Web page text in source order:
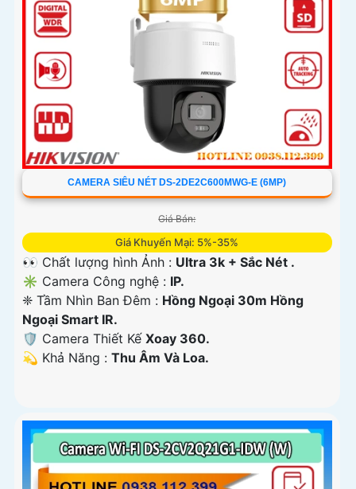
CAMERA SIÊU NÉT DS-2DE2C600MWG-E (6MP)
Giá Bán:
Giá Khuyến Mại: 5%-35%
👀 Chất lượng hình Ảnh : Ultra 3k + Sắc Nét .
✳️ Camera Công nghệ : IP.
❈ Tầm Nhìn Ban Đêm : Hồng Ngoại 30m Hồng
Ngoại Smart IR.
🛡 Camera Thiết Kế Xoay 360.
️💫 Khả Năng : Thu Âm Và Loa.